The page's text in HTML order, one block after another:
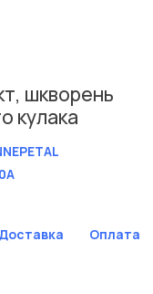
шкворень
кулака
Доставка Оплата